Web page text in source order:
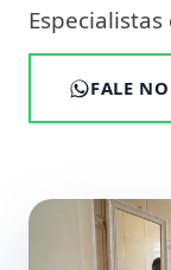
FALE